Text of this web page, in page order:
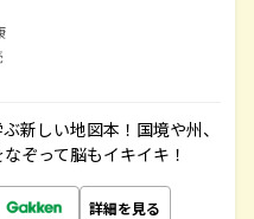
新しい地図本！国境や州、
ぞって脳もイキイキ！
詳細を見る